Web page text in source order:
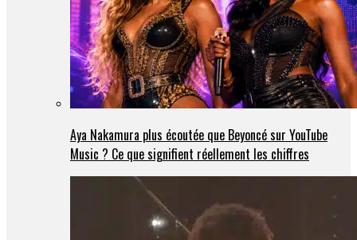
Aya Nakamura plus écoutée que Beyoncé sur YouTube
Music ? Ce que signifient réellement les chiffres